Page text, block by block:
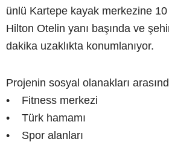
ünlü Kartepe kayak merkezine 10
Hilton Otelin yanı başında ve
dakika uzaklıkta konumlanıyor.
Projenin sosyal olanakları
• Fitness merkezi
• Türk hamamı
• Spor alanları